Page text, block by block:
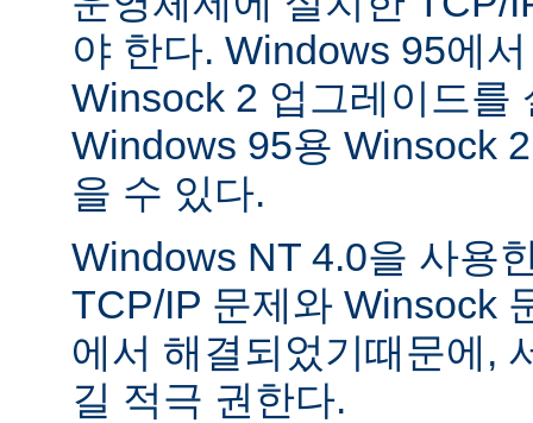
야 한다. Windows 95에
Winsock 2 업그레이드를
Windows 95용 Winsock
을 수 있다.
Windows NT 4.0을 사용
TCP/IP 문제와 Winsock
에서 해결되었기때문에,
길 적극 권한다.